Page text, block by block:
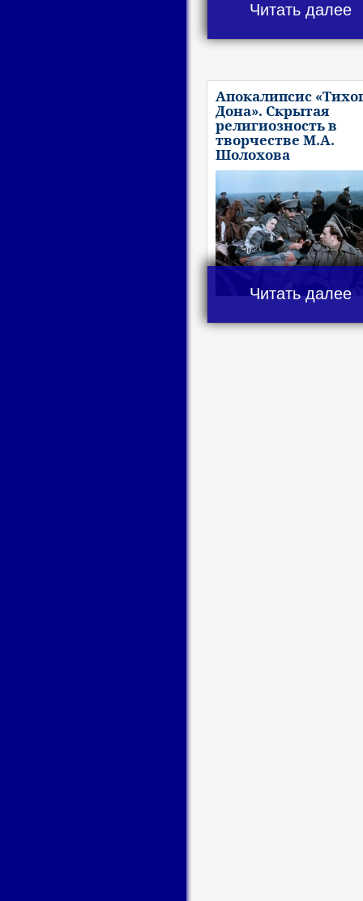
Читать далее
Апокалипсис
Дона». Скрытая
религиозность в
творчестве М.А.
Шолохова
Читать далее